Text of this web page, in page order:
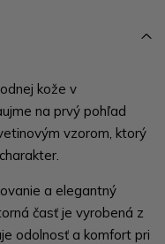
kože v
na prvý pohľad
vzorom, ktorý
a elegantný
časť je vyrobená z
odolnosť a komfort pri